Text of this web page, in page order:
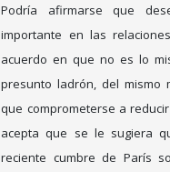
Podría afirmarse que
importante en las
acuerdo en que no es lo
presunto ladrón, del mismo
que comprometerse a
acepta que se le sugiera
reciente cumbre de París